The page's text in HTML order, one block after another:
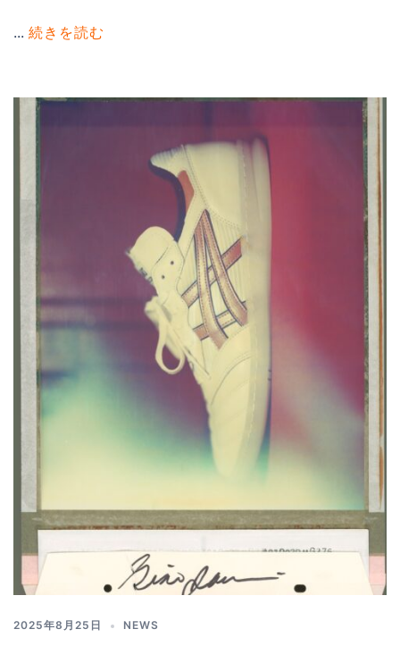
... 続きを読む
2025年8月25日 NEWS